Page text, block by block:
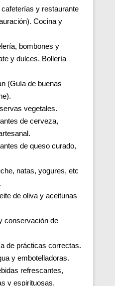
y restaurante
Cocina y
bombones y
y dulces. Bollería
(Guía de buenas
vegetales.
de cerveza,
de queso curado,
natas, yogures, etc
de oliva y aceitunas
conservación de
de prácticas correctas.
y embotelladoras.
refrescantes,
y espirituosas.